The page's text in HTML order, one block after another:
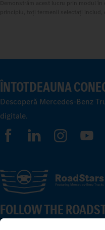
ÎNTOTDEAUNA
Descoperă Mercedes-Benz
digitale.
FOLLOW THE
Împărtășește experiențele